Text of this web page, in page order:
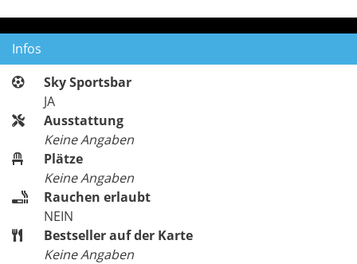
Infos
Sky Sportsbar
JA
Ausstattung
Keine Angaben
Plätze
Keine Angaben
Rauchen erlaubt
NEIN
Bestseller auf der Karte
Keine Angaben